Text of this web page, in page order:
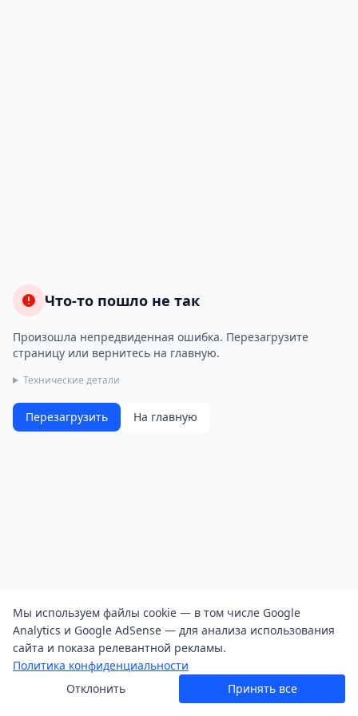
Что-то пошло не так
Произошла непредвиденная ошибка. Перезагрузите
страницу или вернитесь на главную.
Технические детали
Перезагрузить На главную
Мы используем файлы cookie — в том числе Google
Analytics и Google AdSense — для анализа использования
сайта и показа релевантной рекламы.
Политика конфиденциальности
Отклонить
Принять все